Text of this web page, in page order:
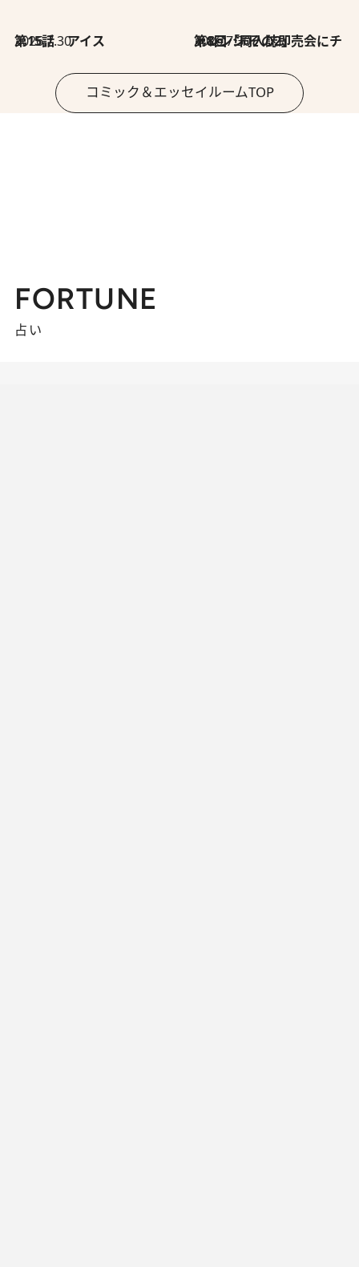
2026.7.30
第15話 アイス 2026.7.30
第8回「同人誌即売会にチャレンジ その2」
コミック＆エッセイルームTOP
FORTUNE
占い